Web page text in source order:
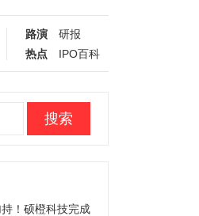
路演
研报
热点
IPO百科
！硕橙科技完成